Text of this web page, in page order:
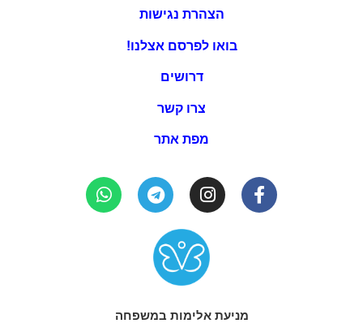
הצהרת נגישות
בואו לפרסם אצלנו!
דרושים
צרו קשר
מפת אתר
מניעת אלימות במשפחה